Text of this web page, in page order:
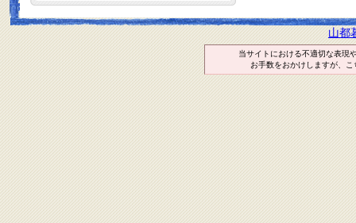
山都
当サイトにおける不適切な表現
お手数をおかけしますが、こ